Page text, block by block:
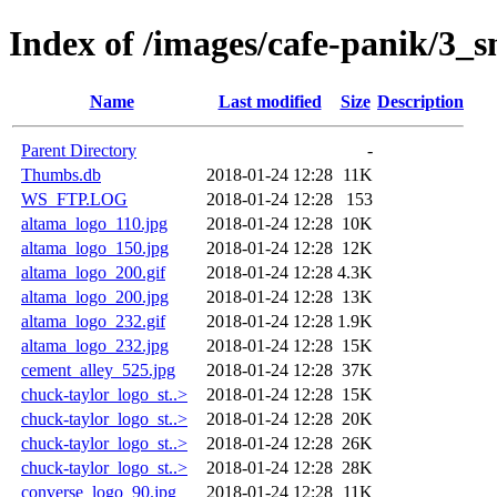
Index of /images/cafe-panik/
Name Last modified Size Description
Parent Directory
-
Thumbs.db
2018-01-24 12:28 11K
WS_FTP.LOG
2018-01-24 12:28
153
altama_logo_110.jpg
2018-01-24 12:28 10K
altama_logo_150.jpg
2018-01-24 12:28 12K
altama_logo_200.gif
2018-01-24 12:28 4.3K
altama_logo_200.jpg
2018-01-24 12:28 13K
altama_logo_232.gif
2018-01-24 12:28 1.9K
altama_logo_232.jpg
2018-01-24 12:28 15K
cement_alley_525.jpg
2018-01-24 12:28 37K
chuck-taylor_logo_st..>
2018-01-24 12:28 15K
chuck-taylor_logo_st..>
2018-01-24 12:28 20K
chuck-taylor_logo_st..>
2018-01-24 12:28 26K
chuck-taylor_logo_st..>
2018-01-24 12:28 28K
converse_logo_90.jpg
2018-01-24 12:28 11K